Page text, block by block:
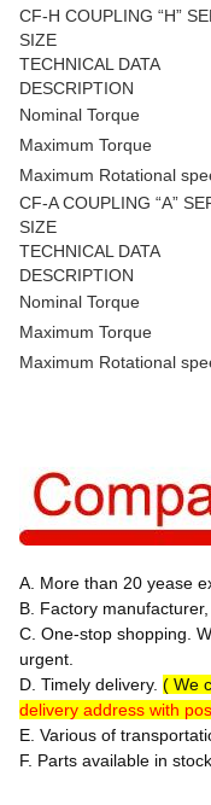
CF-H COUPLING “H”
SIZE
TECHNICAL DATA
DESCRIPTION
Nominal Torque
Maximum Torque
Maximum Rotational
CF-A COUPLING “A”
SIZE
TECHNICAL DATA
DESCRIPTION
Nominal Torque
Maximum Torque
Maximum Rotational
A. More than 20 yease
B. Factory
C. One-stop shopping.
urgent.
D. Timely delivery. ( We
delivery address with
E. Various of
F. Parts available in stock